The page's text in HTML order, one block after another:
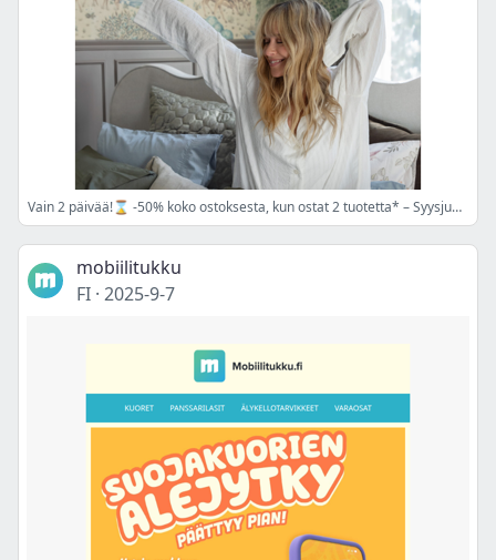
Vain 2 päivää!⌛ -50% koko ostoksesta, kun ostat 2 tuotetta* – Syysjuhlat jäsenillemme!
mobiilitukku
FI · 2025-9-7